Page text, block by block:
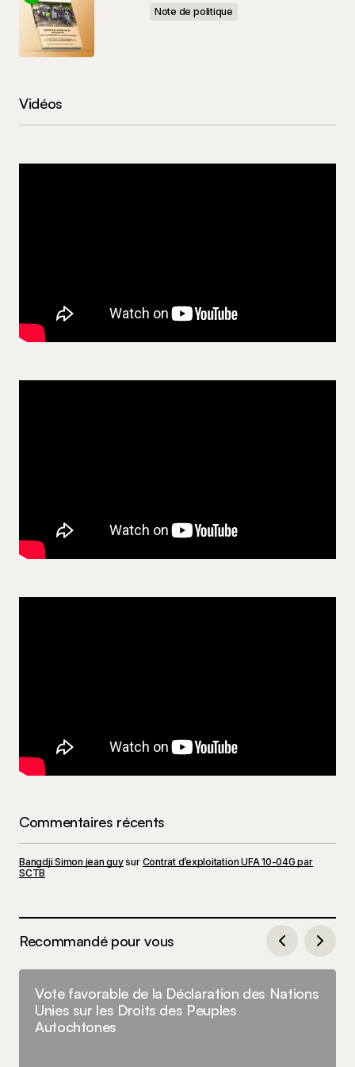
Note de politique
Vidéos
Commentaires récents
Bangdji Simon jean guysur Contrat d’exploitation UFA 10-04G par
SCTB
Recommandé pour vous
Vote favorable de la Déclaration des Nations
Unies sur les Droits des Peuples
Autochtones